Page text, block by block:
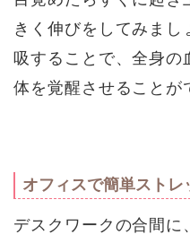
きく伸びをしてみま
吸することで、全身の
体を覚醒させることが
オフィスで簡単ストレ
デスクワークの合間に